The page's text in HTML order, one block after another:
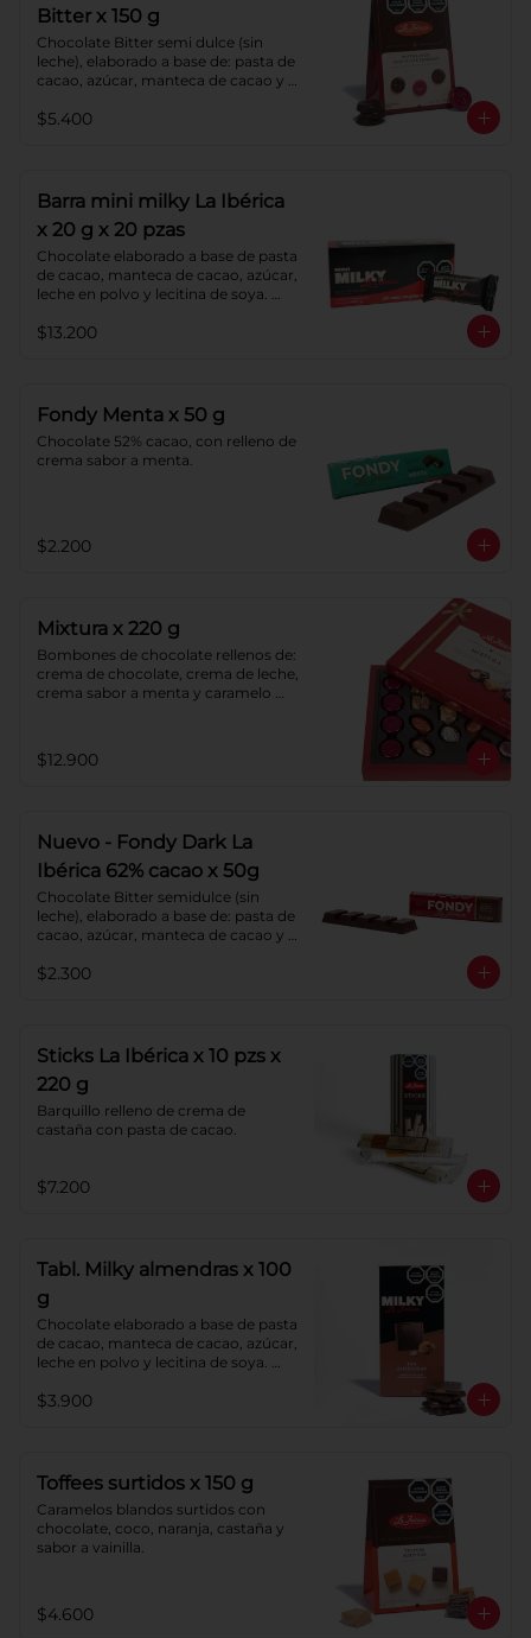
Bitter x 150 g
Chocolate Bitter semi dulce (sin
leche), elaborado a base de: pasta de
cacao, azúcar, manteca de cacao y
cacao: 52%.
$5.400
Barra mini milky La Ibérica
x 20 g x 20 pzas
Chocolate elaborado a base de pasta
de cacao, manteca de cacao, azúcar,
leche en polvo y lecitina de soya.
$13.200
Fondy Menta x 50 g
Chocolate 52% cacao, con relleno de
crema sabor a menta.
$2.200
Mixtura x 220 g
Bombones de chocolate rellenos de:
crema de chocolate, crema de leche,
crema sabor a menta y caramelo
naranja y sabor a vainilla. Pastillas de
chocolate con leche y pastillas de
$12.900
Nuevo - Fondy Dark La
Ibérica 62% cacao x 50g
Chocolate Bitter semidulce (sin
leche), elaborado a base de: pasta de
cacao, azúcar, manteca de cacao y
Cacao: 62%
$2.300
Sticks La Ibérica x 10 pzs x
220 g
Barquillo relleno de crema de
castaña con pasta de cacao.
$7.200
Tabl. Milky almendras x 100
g
Chocolate elaborado a base de pasta
de cacao, manteca de cacao, azúcar,
leche en polvo y lecitina de soya.
cacao: 40%.
$3.900
Toffees surtidos x 150 g
Caramelos blandos surtidos con
chocolate, coco, naranja, castaña y
sabor a vainilla.
$4.600